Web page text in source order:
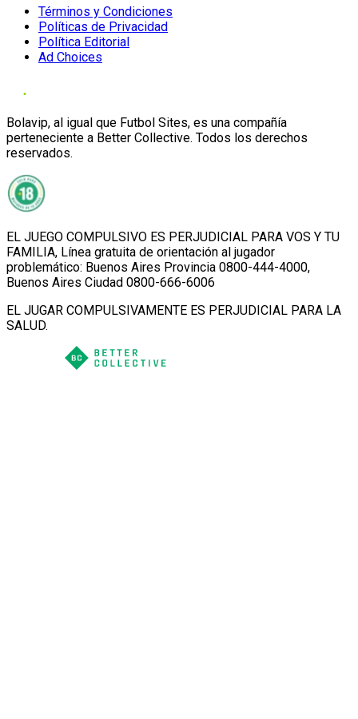
Términos y Condiciones
Políticas de Privacidad
Política Editorial
Ad Choices
Bolavip, al igual que Futbol Sites, es una compañía
perteneciente a Better Collective. Todos los derechos
reservados.
EL JUEGO COMPULSIVO ES PERJUDICIAL PARA VOS Y TU
FAMILIA, Línea gratuita de orientación al jugador
problemático: Buenos Aires Provincia 0800-444-4000,
Buenos Aires Ciudad 0800-666-6006
EL JUGAR COMPULSIVAMENTE ES PERJUDICIAL PARA LA
SALUD.